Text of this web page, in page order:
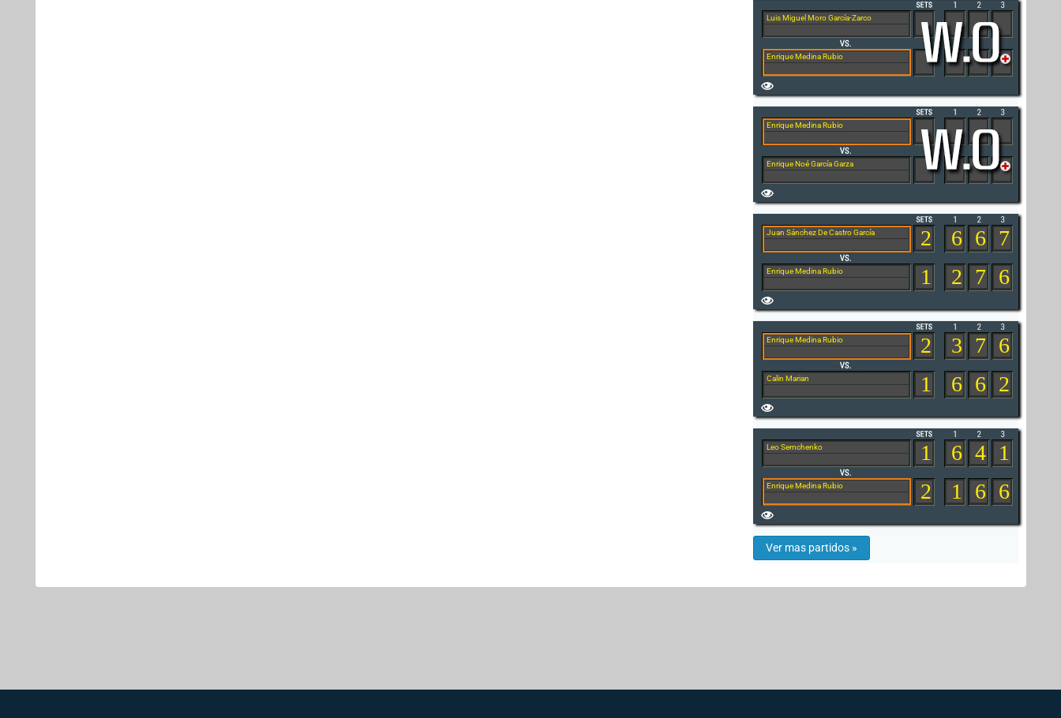
Luis Miguel Moro García-Zarco
Enrique Medina Rubio
Enrique Medina Rubio
Enrique Noé García Garza
Juan Sánchez De Castro García
Enrique Medina Rubio
2
1
6 6 7
2 7 6
Enrique Medina Rubio
Calin Marian
2
1
3 7 6
6 6 2
Leo Semchenko
Enrique Medina Rubio
1
2
6 4 1
1
6 6
Ver mas partidos »